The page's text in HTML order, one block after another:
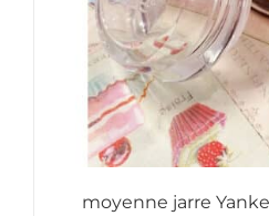
moyenne jarre